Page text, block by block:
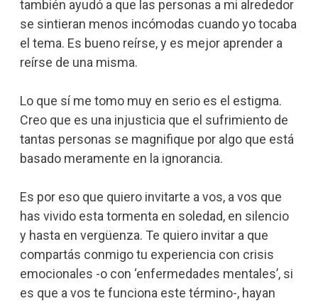
también ayudó a que las personas a mi alrededor
se sintieran menos incómodas cuando yo tocaba
el tema. Es bueno reírse, y es mejor aprender a
reírse de una misma.
Lo que sí me tomo muy en serio es el estigma.
Creo que es una injusticia que el sufrimiento de
tantas personas se magnifique por algo que está
basado meramente en la ignorancia.
Es por eso que quiero invitarte a vos, a vos que
has vivido esta tormenta en soledad, en silencio
y hasta en vergüenza. Te quiero invitar a que
compartás conmigo tu experiencia con crisis
emocionales -o con ‘enfermedades mentales’, si
es que a vos te funciona este término-, hayan